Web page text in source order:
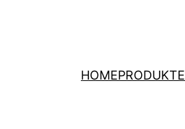
HOMEPRODUKTE